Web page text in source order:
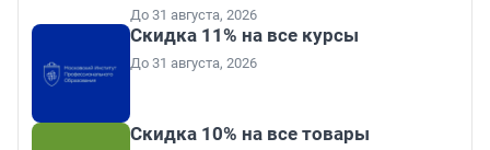
До 31 августа, 2026
Скидка 11% на все курсы
До 31 августа, 2026
Скидка 10% на все товары